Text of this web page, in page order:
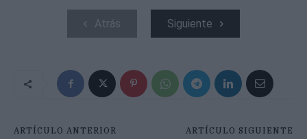
Atrás Siguiente
ARTÍCULO ANTERIOR ARTÍCULO SIGUIENTE